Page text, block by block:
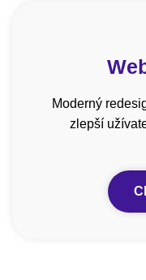
Moderný
zlepší